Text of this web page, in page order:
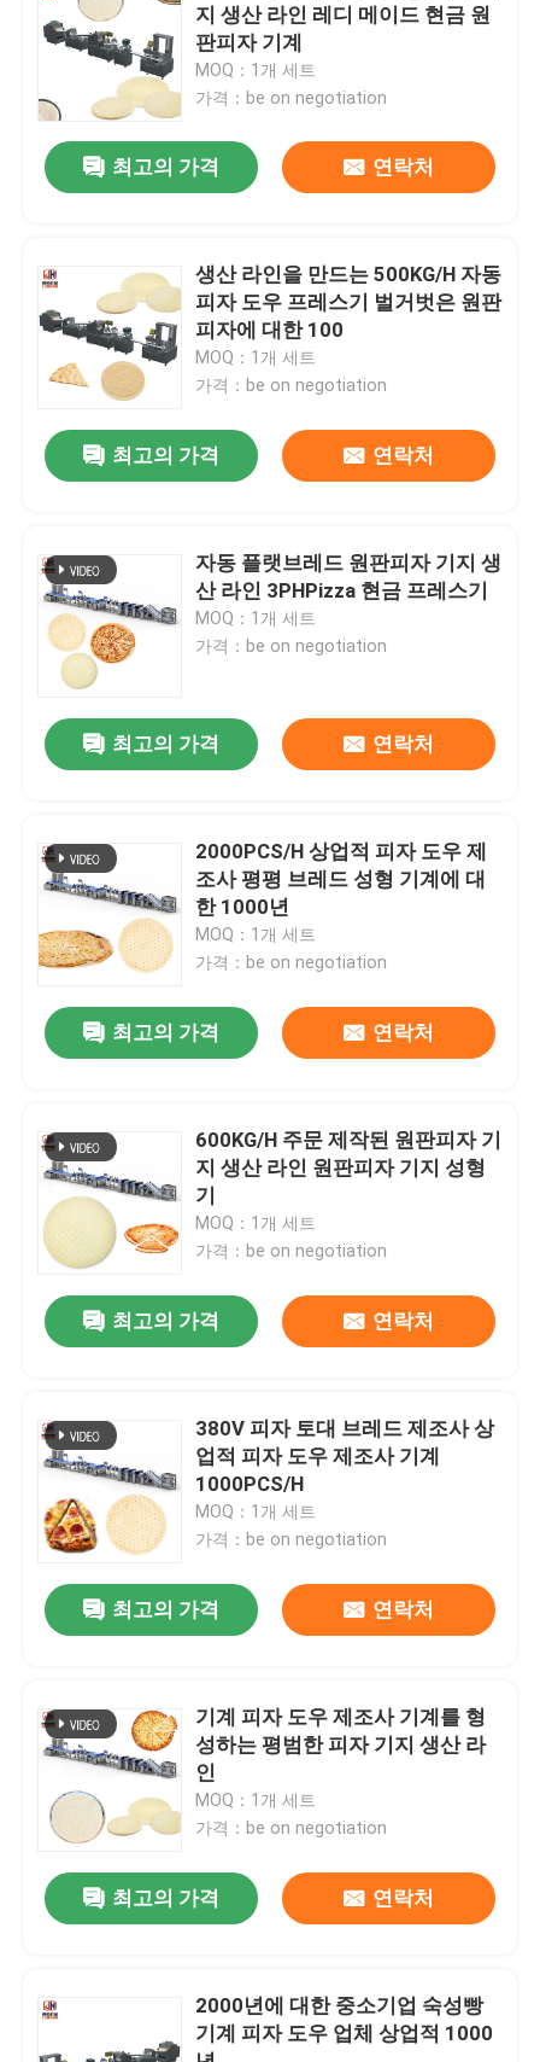
제품
우리에 대하여
공장 여행
연락주세요
뉴스
경우
식량 생산 라인
지 생산 라인 레디 메이드 현금 원
판피자 기계
MOQ：1개 세트
가격：be on negotiation
최고의 가격 연락처
생산 라인을 만드는 500KG/H 자동
피자 도우 프레스기 벌거벗은 원판
피자에 대한 100
MOQ：1개 세트
가격：be on negotiation
최고의 가격 연락처
자동 플랫브레드 원판피자 기지 생
산 라인 3PHPizza 현금 프레스기
MOQ：1개 세트
가격：be on negotiation
최고의 가격 연락처
2000PCS/H 상업적 피자 도우 제
조사 평평 브레드 성형 기계에 대
한 1000년
MOQ：1개 세트
가격：be on negotiation
최고의 가격 연락처
600KG/H 주문 제작된 원판피자 기
지 생산 라인 원판피자 기지 성형
기
MOQ：1개 세트
가격：be on negotiation
최고의 가격 연락처
380V 피자 토대 브레드 제조사 상
업적 피자 도우 제조사 기계
1000PCS/H
MOQ：1개 세트
가격：be on negotiation
최고의 가격 연락처
기계 피자 도우 제조사 기계를 형
성하는 평범한 피자 기지 생산 라
인
MOQ：1개 세트
가격：be on negotiation
최고의 가격 연락처
2000년에 대한 중소기업 숙성빵
기계 피자 도우 업체 상업적 1000